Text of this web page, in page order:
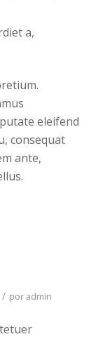
a,
eleifend
consequat
ante,
/ por admin